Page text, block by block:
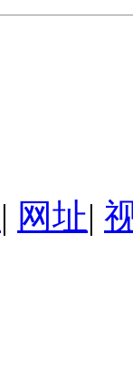
| 网址|